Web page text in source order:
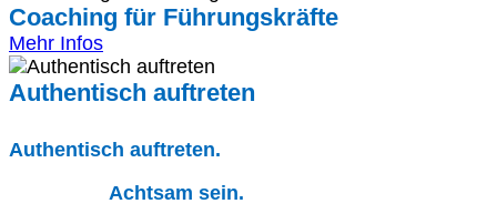
Coaching für Führungskräfte
Mehr Infos
Authentisch auftreten
Authentisch auftreten.
Achtsam sein.